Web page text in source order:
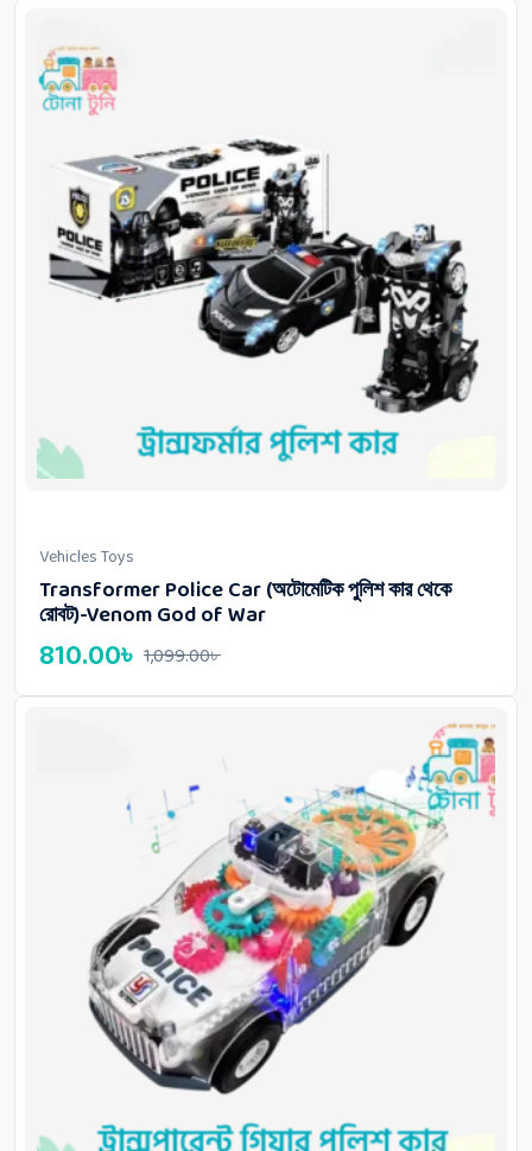
Vehicles Toys
Transformer Police Car (অটোমেটিক পুলিশ কার থেকে
রোবট)-Venom God of War
1,099.00৳
810.00৳